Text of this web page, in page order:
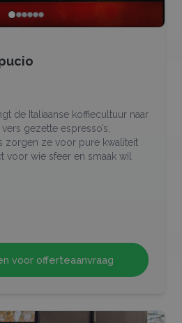
de Italiaanse koffiecultuur naar
gezette espresso’s,
zorgen ze voor pure kwaliteit
voor wie sfeer en smaak wil
voor offerteaanvraag